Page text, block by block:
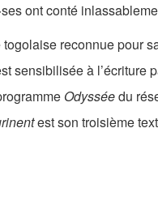
ont conté
reconnue pour
sensibilisée à l’écriture
Odysséedu
est son troisième